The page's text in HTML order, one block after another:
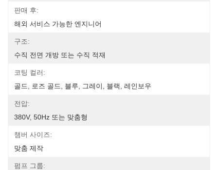
판매 후:
해외 서비스 가능한 엔지니어
구조:
수직 전면 개방 또는 수직 적재
코팅 컬러:
골드, 로즈 골드, 블루, 그레이, 블랙, 레인보우
전압:
380V, 50Hz 또는 맞춤형
챔버 사이즈:
맞춤 제작
펌프 그룹: